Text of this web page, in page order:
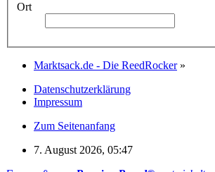
Ort
Marktsack.de - Die ReedRocker »
Datenschutzerklärung
Impressum
Zum Seitenanfang
7. August 2026, 05:47